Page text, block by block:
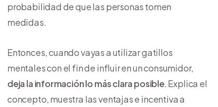
probabilidad de que las personas tomen
medidas.
Entonces, cuando vayas a utilizar gatillos
mentales con el fin de influir en un consumidor,
deja la información lo más clara posible. Explica el
concepto, muestra las ventajas e incentiva a